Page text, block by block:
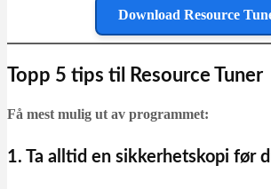
Download Resource
Topp 5 tips til Resource Tuner
Få mest mulig ut av programmet:
1. Ta alltid en sikkerhetskopi før